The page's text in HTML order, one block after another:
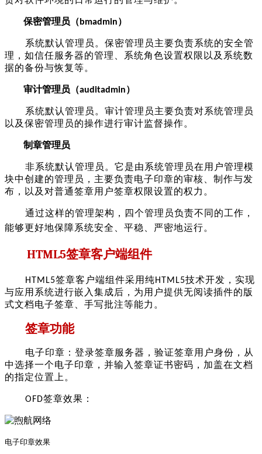
保密管理员 （bmadmin）
系统默认管理员。保密管理员主要负责系统的安全管
理，如信任服务器的管理、系统角色设置权限以及系统数
据的备份与恢复等。
审计管理员 （auditadmin）
系统默认管理员。审计管理员主要负责对系统管理员
以及保密管理员的操作进行审计监督操作。
制章管理员
非系统默认管理员。它是由系统管理员在 用户管理模
块中创建的管理员，主要负责电子印章的审核、制作与发
布，以及对普通签章用户签章权限设置的权力。
通过这样的管理架构，四个管理员负责不同的工作，
能够更好地保障系统安全、平稳、严密地运行。
HTML5签章客户端组件
H TML5签章客户端组件采用纯H TML5技术开发，实现
与应用系统进行嵌入集成后，为用户提供无阅读插件的版
式文档电子签章、手写批注等能力。
签章功能
电子印章：登录签章服务器，验证签章用户身份 ，从
中选择一个电子印章，并输入 签章证书密码，加盖在文档
的指定位置上。
OFD签章效果：
电子印章效果